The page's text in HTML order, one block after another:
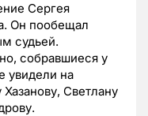
Сергея
Он пообещал
судьей.
собравшиеся у
увидели на
Светлану